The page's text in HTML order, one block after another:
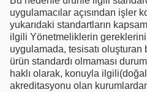
uygulamacılar açısından işler
yukarıdaki standartların
ilgili Yönetmeliklerin gereklerini
uygulamada, tesisatı
ürün standardı olmaması
haklı olarak, konuyla
akreditasyonu olan